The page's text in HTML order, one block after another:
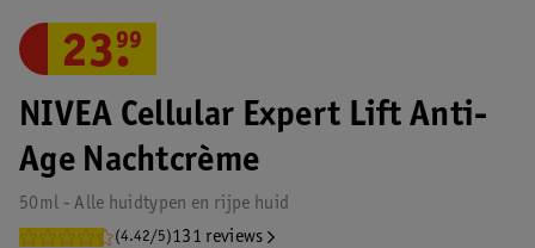
NIVEA Cellular Expert Lift Anti-
Age Nachtcrème
50ml - Alle huidtypen en rijpe huid
(4.42/5)131 reviews
23.
99